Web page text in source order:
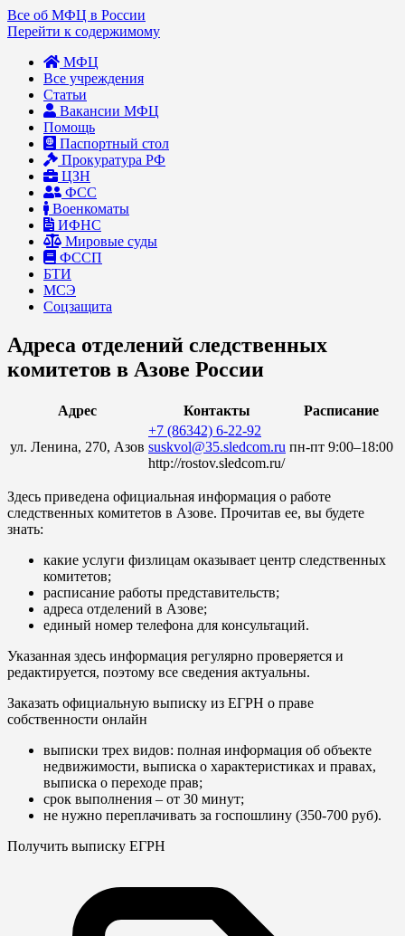
Все об МФЦ в России
Перейти к содержимому
МФЦ
Все учреждения
Статьи
Вакансии МФЦ
Помощь
Паспортный стол
Прокуратура РФ
ЦЗН
ФСС
Военкоматы
ИФНС
Мировые суды
ФССП
БТИ
МСЭ
Соцзащита
Адреса отделений следственных
комитетов в Азове России
Адрес Контакты Расписание
ул. Ленина, 270, Азов
+7 (86342) 6-22-92
suskvol@35.sledcom.ru
http://rostov.sledcom.ru/
пн-пт 9:00–18:00
Здесь приведена официальная информация о работе
следственных комитетов в Азове. Прочитав ее, вы будете
знать:
какие услуги физлицам оказывает центр следственных
комитетов;
расписание работы представительств;
адреса отделений в Азове;
единый номер телефона для консультаций.
Указанная здесь информация регулярно проверяется и
редактируется, поэтому все сведения актуальны.
Заказать официальную выписку из ЕГРН о праве
собственности онлайн
выписки трех видов: полная информация об объекте
недвижимости, выписка о характеристиках и правах,
выписка о переходе прав;
срок выполнения – от 30 минут;
не нужно переплачивать за госпошлину (350-700 руб).
Получить выписку ЕГРН